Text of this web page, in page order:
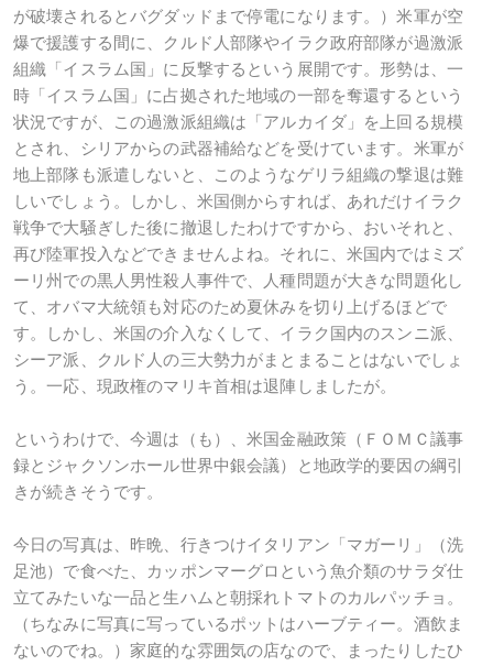
が破壊されるとバグダッドまで停電になります。）米軍が空
爆で援護する間に、クルド人部隊やイラク政府部隊が過激派
組織「イスラム国」に反撃するという展開です。形勢は、一
時「イスラム国」に占拠された地域の一部を奪還するという
状況ですが、この過激派組織は「アルカイダ」を上回る規模
とされ、シリアからの武器補給などを受けています。米軍が
地上部隊も派遣しないと、このようなゲリラ組織の撃退は難
しいでしょう。しかし、米国側からすれば、あれだけイラク
戦争で大騒ぎした後に撤退したわけですから、おいそれと、
再び陸軍投入などできませんよね。それに、米国内ではミズ
ーリ州での黒人男性殺人事件で、人種問題が大きな問題化し
て、オバマ大統領も対応のため夏休みを切り上げるほどで
す。しかし、米国の介入なくして、イラク国内のスンニ派、
シーア派、クルド人の三大勢力がまとまることはないでしょ
う。一応、現政権のマリキ首相は退陣しましたが。
というわけで、今週は（も）、米国金融政策（ＦＯＭＣ議事
録とジャクソンホール世界中銀会議）と地政学的要因の綱引
きが続きそうです。
今日の写真は、昨晩、行きつけイタリアン「マガーリ」（洗
足池）で食べた、カッポンマーグロという魚介類のサラダ仕
立てみたいな一品と生ハムと朝採れトマトのカルパッチョ。
（ちなみに写真に写っているポットはハーブティー。酒飲ま
ないのでね。）家庭的な雰囲気の店なので、まったりしたひ